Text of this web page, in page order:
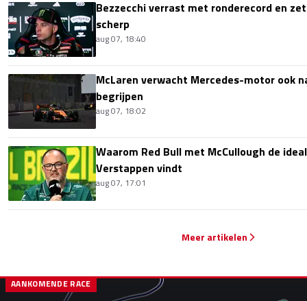
Bezzecchi verrast met ronderecord en
scherp
aug 07, 18:40
McLaren verwacht Mercedes-motor ook
begrijpen
aug 07, 18:02
Waarom Red Bull met McCullough de
Verstappen vindt
aug 07, 17:01
Meer artikelen
AANKOMENDE RACE